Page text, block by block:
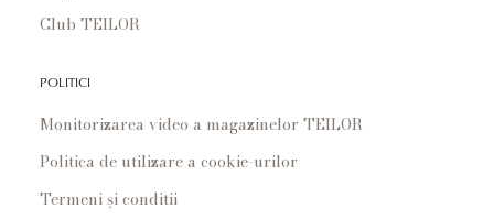
Club TEILOR
POLITICI
Monitorizarea video a magazinelor TEILOR
Politica de utilizare a cookie-urilor
Termeni și conditii